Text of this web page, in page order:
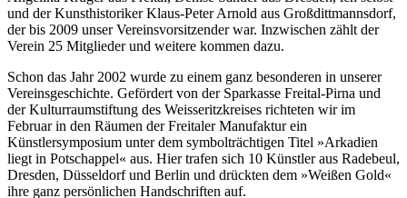
und der Kunsthistoriker Klaus-Peter Arnold aus Großdittmannsdorf,
der bis 2009 unser Vereinsvorsitzender war. Inzwischen zählt der
Verein 25 Mitglieder und weitere kommen dazu.
Schon das Jahr 2002 wurde zu einem ganz besonderen in unserer
Vereinsgeschichte. Gefördert von der Sparkasse Freital-Pirna und
der Kulturraumstiftung des Weisseritzkreises richteten wir im
Februar in den Räumen der Freitaler Manufaktur ein
Künstlersymposium unter dem symbolträchtigen Titel »Arkadien
liegt in Potschappel« aus. Hier trafen sich 10 Künstler aus Radebeul,
Dresden, Düsseldorf und Berlin und drückten dem »Weißen Gold«
ihre ganz persönlichen Handschriften auf.